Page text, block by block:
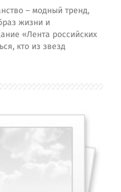
– модный тренд,
жизни и
«Лента российских
кто из звезд